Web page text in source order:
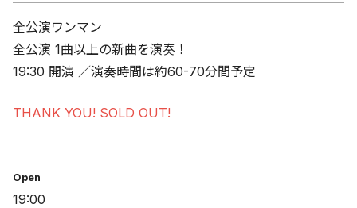
全公演ワンマン
全公演 1曲以上の新曲を演奏！
19:30 開演 ／演奏時間は約60-70分間予定
THANK YOU! SOLD OUT!
Open
19:00